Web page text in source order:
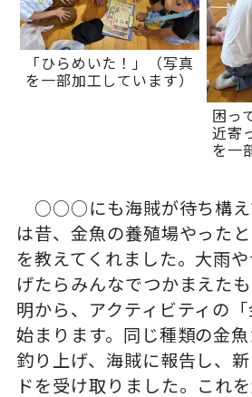
「ひらめいた！」（写真
を一部加工しています）
困っ
近寄
を一
○○○にも海賊が待ち構え
は昔、金魚の養殖場やった
を教えてくれました。大雨
げたらみんなでつかまえた
明から、アクティビティの
始まります。同じ種類の金
釣り上げ、海賊に報告し、
ドを受け取りました。これ